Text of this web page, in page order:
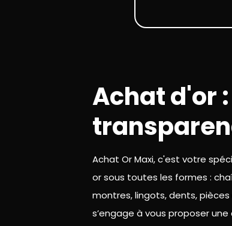
Achat d'or
Achat Or Maxi, c'est votre
or sous toutes les formes :
montres, lingots, dents,
s’engage à vous proposer